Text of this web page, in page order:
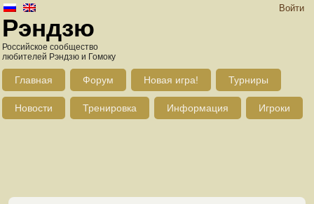
Войти
Рэндзю
Российское сообщество
любителей Рэндзю и Гомоку
Главная Форум Новая игра! Турниры
Новости Тренировка Информация Игроки